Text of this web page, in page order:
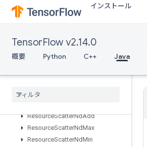
インストール
TensorFlow v2.14.0
概要 Python C++ Java
ResourceConditionalAccumulator
ResourceCountUpTo
ResourceGatherNd
ResourceScatterAdd
Resource
ResourceScatterNdAdd
ResourceScatterNdMax
ResourceScatterNdMin